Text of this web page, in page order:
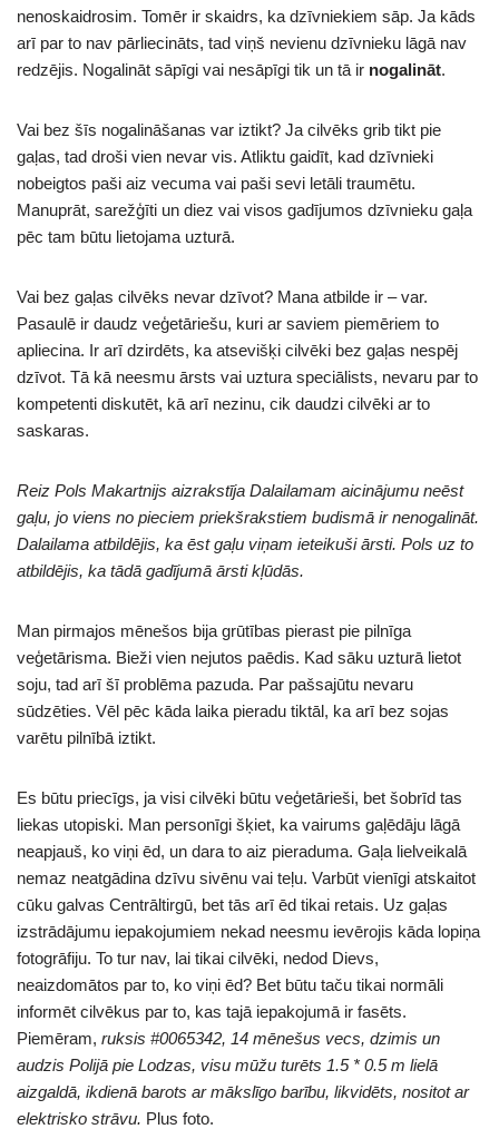
nenoskaidrosim. Tomēr ir skaidrs, ka dzīvniekiem sāp. Ja kāds
arī par to nav pārliecināts, tad viņš nevienu dzīvnieku lāgā nav
redzējis. Nogalināt sāpīgi vai nesāpīgi tik un tā ir nogalināt.
Vai bez šīs nogalināšanas var iztikt? Ja cilvēks grib tikt pie
gaļas, tad droši vien nevar vis. Atliktu gaidīt, kad dzīvnieki
nobeigtos paši aiz vecuma vai paši sevi letāli traumētu.
Manuprāt, sarežģīti un diez vai visos gadījumos dzīvnieku gaļa
pēc tam būtu lietojama uzturā.
Vai bez gaļas cilvēks nevar dzīvot? Mana atbilde ir – var.
Pasaulē ir daudz veģetāriešu, kuri ar saviem piemēriem to
apliecina. Ir arī dzirdēts, ka atsevišķi cilvēki bez gaļas nespēj
dzīvot. Tā kā neesmu ārsts vai uztura speciālists, nevaru par to
kompetenti diskutēt, kā arī nezinu, cik daudzi cilvēki ar to
saskaras.
Reiz Pols Makartnijs aizrakstīja Dalailamam aicinājumu neēst
gaļu, jo viens no pieciem priekšrakstiem budismā ir nenogalināt.
Dalailama atbildējis, ka ēst gaļu viņam ieteikuši ārsti. Pols uz to
atbildējis, ka tādā gadījumā ārsti kļūdās.
Man pirmajos mēnešos bija grūtības pierast pie pilnīga
veģetārisma. Bieži vien nejutos paēdis. Kad sāku uzturā lietot
soju, tad arī šī problēma pazuda. Par pašsajūtu nevaru
sūdzēties. Vēl pēc kāda laika pieradu tiktāl, ka arī bez sojas
varētu pilnībā iztikt.
Es būtu priecīgs, ja visi cilvēki būtu veģetārieši, bet šobrīd tas
liekas utopiski. Man personīgi šķiet, ka vairums gaļēdāju lāgā
neapjauš, ko viņi ēd, un dara to aiz pieraduma. Gaļa lielveikalā
nemaz neatgādina dzīvu sivēnu vai teļu. Varbūt vienīgi atskaitot
cūku galvas Centrāltirgū, bet tās arī ēd tikai retais. Uz gaļas
izstrādājumu iepakojumiem nekad neesmu ievērojis kāda lopiņa
fotogrāfiju. To tur nav, lai tikai cilvēki, nedod Dievs,
neaizdomātos par to, ko viņi ēd? Bet būtu taču tikai normāli
informēt cilvēkus par to, kas tajā iepakojumā ir fasēts.
Piemēram, ruksis #0065342, 14 mēnešus vecs, dzimis un
audzis Polijā pie Lodzas, visu mūžu turēts 1.5 * 0.5 m lielā
aizgaldā, ikdienā barots ar mākslīgo barību, likvidēts, nositot ar
elektrisko strāvu. Plus foto.